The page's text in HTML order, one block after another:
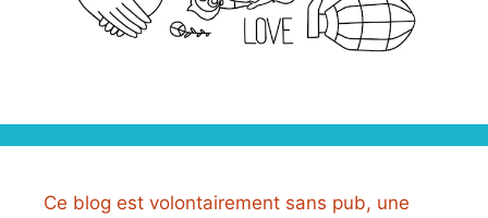
Ce blog est volontairement sans pub, une